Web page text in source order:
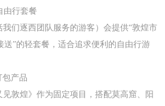
由行套餐
们逐西团队服务的游客）会提供“敦煌市
送”的轻套餐，适合追求便利的自由行游
包产品
敦煌》作为固定项目，搭配莫高窟、阳